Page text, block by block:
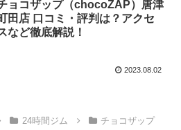
ョコザップ（chocoZAP）唐津
田店 口コミ・評判は？アクセ
など徹底解説！
2023.08.02
24時間ジム
チョコザップ